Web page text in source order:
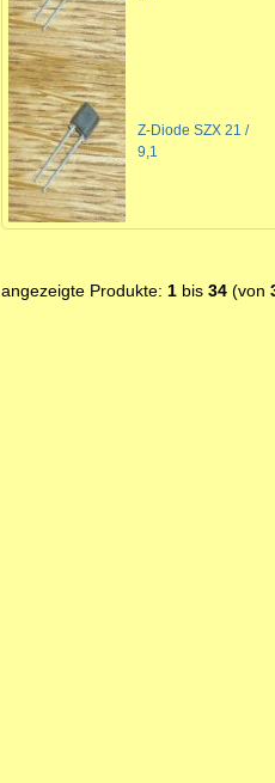
Z-Diode SZX 21 /
9,1
angezeigte Produkte: 1bis 34(von